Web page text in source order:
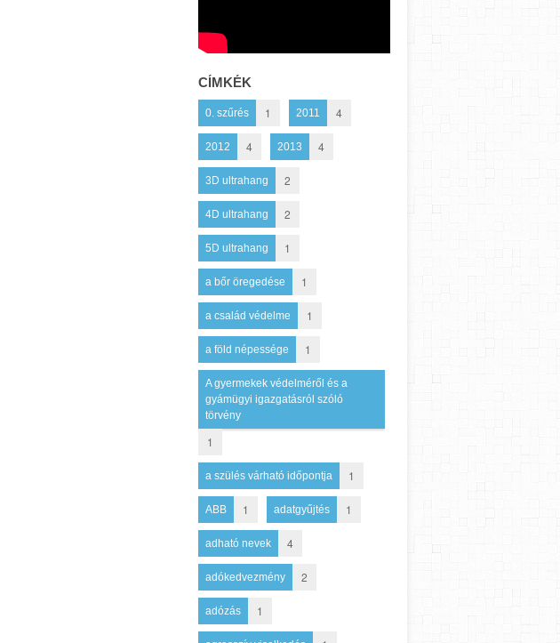
CÍMKÉK
0. szűrés 1 2011 4
2012 4 2013 4
3D ultrahang 2
4D ultrahang 2
5D ultrahang 1
a bőr öregedése 1
a család védelme 1
a föld népessége 1
A gyermekek védelméről és a
gyámügyi igazgatásról szóló
törvény
1
a szülés várható időpontja 1
ABB 1 adatgyűjtés 1
adható nevek 4
adókedvezmény 2
adózás 1